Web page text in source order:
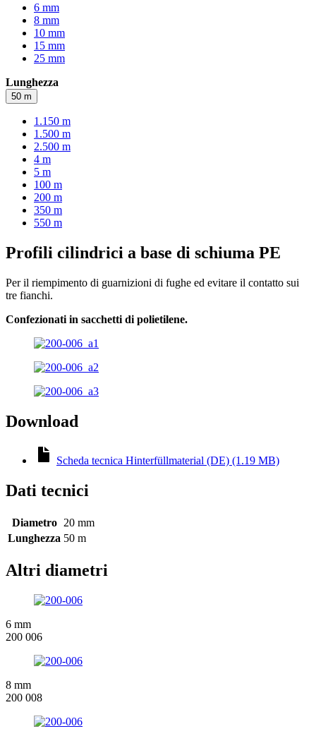
6 mm
8 mm
10 mm
15 mm
25 mm
Lunghezza
50 m
1.150 m
1.500 m
2.500 m
4 m
5 m
100 m
200 m
350 m
550 m
Profili cilindrici a base di schiuma PE
Per il riempimento di guarnizioni di fughe ed evitare il contatto sui
tre fianchi.
Confezionati in sacchetti di polietilene.
Download
Scheda tecnica Hinterfüllmaterial (DE) (1.19 MB)
Dati tecnici
Diametro
20 mm
Lunghezza 50 m
Altri diametri
6 mm
200 006
8 mm
200 008